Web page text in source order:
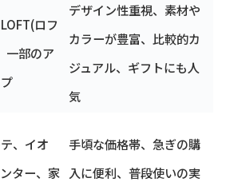
ロフ
一部のア
デザイン性重視、素材や
カラーが豊富、比較的カ
ジュアル、ギフトにも人
気
、イオ
ター、家
手頃な価格帯、急ぎの購
入に便利、普段使いの実